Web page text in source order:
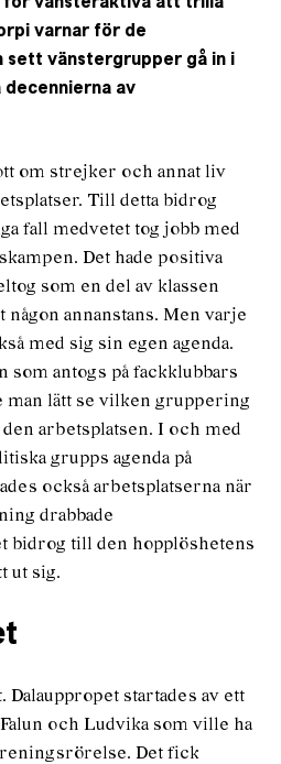
för vänsteraktiva att trilla
varnar för de
sett vänstergrupper gå in i
av
om strejker och annat liv
Till detta bidrog
fall medvetet tog jobb med
Det hade positiva
som en del av klassen
annanstans. Men varje
med sig sin egen agenda.
som antogs på fackklubbars
man lätt se vilken gruppering
den arbetsplatsen. I och med
grupps agenda på
också arbetsplatserna när
drabbade
bidrog till den hopplöshetens
ut sig.
Dalauppropet startades av ett
och Ludvika som ville ha
Det fick